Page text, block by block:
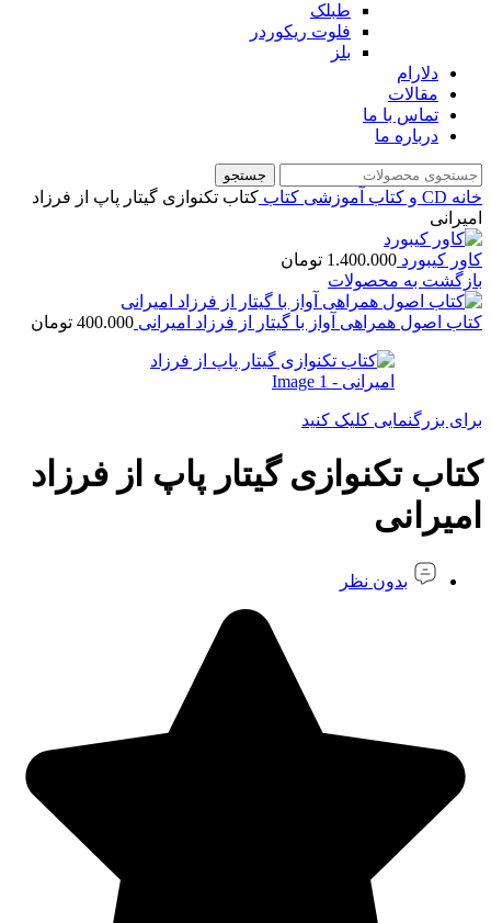
طبلک
فلوت ریکوردر
بلز
دلارام
مقالات
تماس با ما
درباره ما
جستجو
خانه CD و کتاب آموزشی کتاب کتاب تکنوازی گیتار پاپ از فرزاد
امیرانی
کاور کیبورد 1.400.000 تومان
بازگشت به محصولات
کتاب اصول همراهی آواز با گیتار از فرزاد امیرانی 400.000 تومان
برای بزرگنمایی کلیک کنید
کتاب تکنوازی گیتار پاپ از فرزاد
امیرانی
بدون نظر